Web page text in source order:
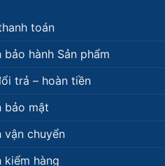
toán
bảo hành Sản phẩm
trả – hoàn tiền
bảo mật
vận chuyển
kiểm hàng